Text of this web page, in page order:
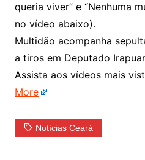
queria viver” e “Nenhuma
no vídeo abaixo).
Multidão acompanha
a tiros em Deputado
Assista aos vídeos mais
More
Notícias Ceará